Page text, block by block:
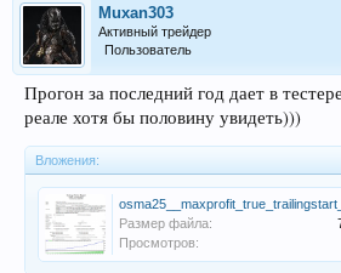
Muxan303
Активный трейдер
Пользователь
Прогон за последний год дает в
реале хотя бы половину увидеть)))
Вложения:
Размер файла:
Просмотров: